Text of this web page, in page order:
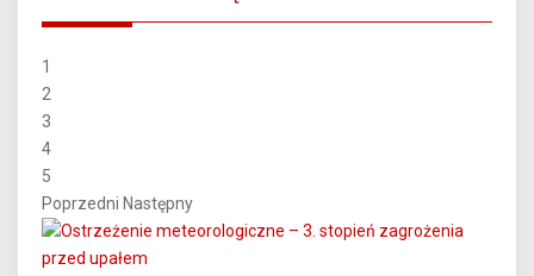
1
2
3
4
5
Poprzedni Następny